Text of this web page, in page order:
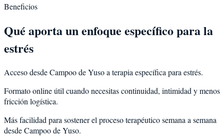
Beneficios
Qué aporta un enfoque específico para la
estrés
Acceso desde Campoo de Yuso a terapia específica para estrés.
Formato online útil cuando necesitas continuidad, intimidad y menos
fricción logística.
Más facilidad para sostener el proceso terapéutico semana a semana
desde Campoo de Yuso.